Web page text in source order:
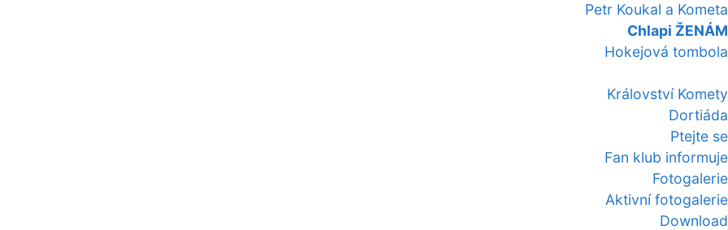
Petr Koukal a Kometa
Chlapi ŽENÁM
Hokejová tombola
Království Komety
Dortiáda
Ptejte se
Fan klub informuje
Fotogalerie
Aktivní fotogalerie
Download